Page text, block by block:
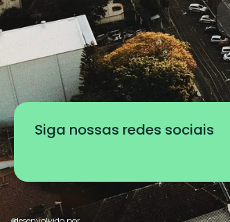
Siga nossas redes sociais